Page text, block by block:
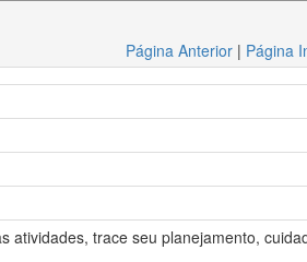
Página Anterior | Página
trace seu planejamento,